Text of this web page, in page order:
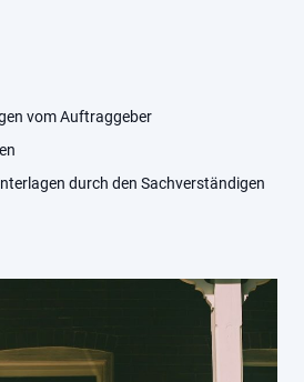
vom Auftraggeber
durch den Sachverständigen